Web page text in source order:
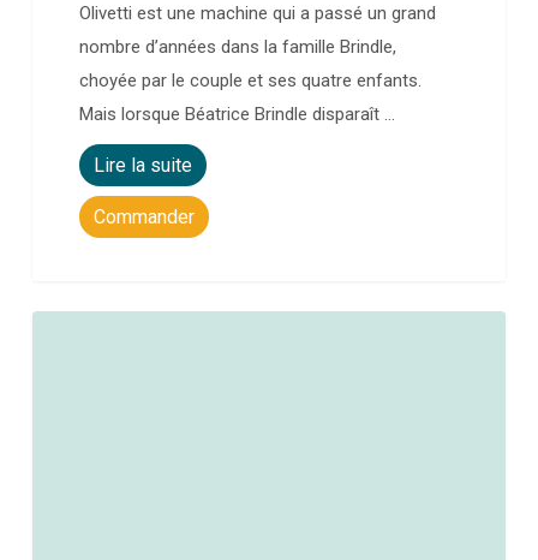
Olivetti est une machine qui a passé un grand
nombre d’années dans la famille Brindle,
choyée par le couple et ses quatre enfants.
Mais lorsque Béatrice Brindle disparaît …
Lire la suite
Commander